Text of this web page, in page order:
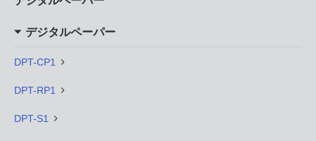
デジタルペーパー
DPT-CP1
DPT-RP1
DPT-S1